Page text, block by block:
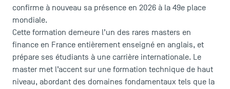
confirme à nouveau sa présence en 2026 à la 49e place
mondiale.
Cette formation demeure l’un des rares masters en
finance en France entièrement enseigné en anglais, et
prépare ses étudiants à une carrière internationale. Le
master met l’accent sur une formation technique de haut
niveau, abordant des domaines fondamentaux tels que la